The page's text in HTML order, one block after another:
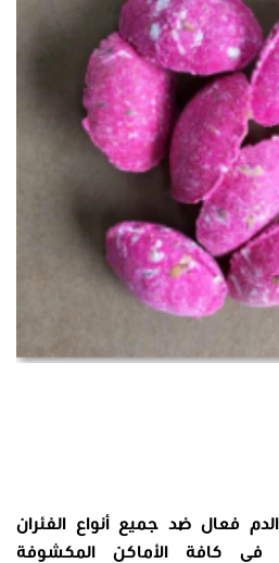
فعال ضد جميع أنواع الفئران
في كافة الأماكن المكشوفة